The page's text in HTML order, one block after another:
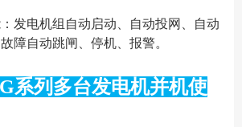
发电机组自动启动、自动投网、自动
障自动跳闸、停机、报警。
系列多台发电机并机使